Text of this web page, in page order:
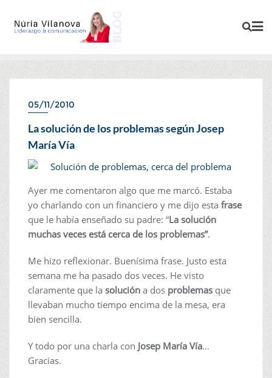
AMIGOS
05/11/2010
La solución de los problemas según Josep
María Vía
Ayer me comentaron algo que me marcó. Estaba
yo charlando con un financiero y me dijo esta frase
que le había enseñado su padre: “La solución
muchas veces está cerca de los problemas”.
Me hizo reflexionar. Buenísima frase. Justo esta
semana me ha pasado dos veces. He visto
claramente que la solución a dos problemas que
llevaban mucho tiempo encima de la mesa, era
bien sencilla.
Y todo por una charla con Josep María Vía…
Gracias.